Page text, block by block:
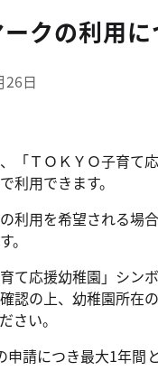
クの利用に
26日
「ＴＯＫＹＯ子育て
利用できます。
利用を希望される場
。
て応援幼稚園」シン
認の上、幼稚園所在
さい。
請につき最大1年間と